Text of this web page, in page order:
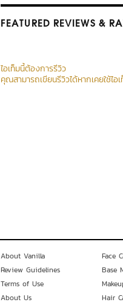
FEATURED REVIEWS &
ไอเท็มนี้ต้องการรีวิว
คุณสามารถเขียนรีวิวได้หากเคยใช้ไอ
About Vanilla
Review Guidelines
Terms of Use
About Us
Face
Base
Hair